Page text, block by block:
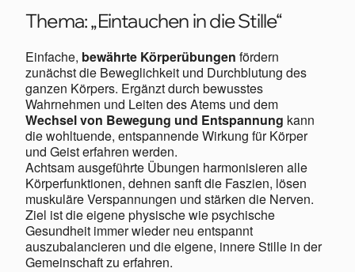
Thema:„Eintauchen in die Stille“
Einfache, bewährte Körperübungen fördern
zunächst die Beweglichkeit und Durchblutung des
ganzen Körpers. Ergänzt durch bewusstes
Wahrnehmen und Leiten des Atems und dem
Wechsel von Bewegung und Entspannung kann
die wohltuende, entspannende Wirkung für Körper
und Geist erfahren werden.
Achtsam ausgeführte Übungen harmonisieren alle
Körperfunktionen, dehnen sanft die Faszien, lösen
muskuläre Verspannungen und stärken die Nerven.
Ziel ist die eigene physische wie psychische
Gesundheit immer wieder neu entspannt
auszubalancieren und die eigene, innere Stille in der
Gemeinschaft zu erfahren.